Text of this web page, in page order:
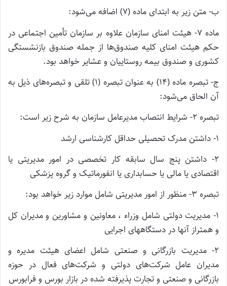
ب- متن زیر به ابتدای ماده (۷) اضافه می‌شود:
ماده ۷- هیئت امنای سازمان علاوه بر سازمان تأمین اجتماعی در
حکم هیئت امنای کلیه صندوق‌ها از جمله صندوق بازنشستگی
کشوری و صندوق بیمه روستاییان و عشایر خواهد بود.
ج- تبصره ماده (۱۴) به عنوان تبصره (۱) تلقی و تبصره‌های ذیل به
آن الحاق می‌شود:
تبصره ۲- شرایط انتصاب مدیرعامل سازمان به شرح زیر است:
۱- داشتن مدرک تحصیلی حداقل کارشناسی ارشد
۲- داشتن پنج سال سابقه کار تخصصی در امور مدیریتی یا
اقتصادی یا مالی یا حسابداری یا انفورماتیک و گروه پزشکی
تبصره ۳- منظور از امور مدیریتی شامل موارد زیر خواهد بود:
۱- مدیریت دولتی شامل وزراء ، معاونین و مشاورین و مدیران کل
و همتراز آنها در دستگاههای اجرایی
۲- مدیریت بازرگانی و صنعتی شامل اعضای هیئت مدیره و
مدیران عامل شرکت‌های دولتی و شرکت‌های فعال در حوزه
بازرگانی و صنعتی و تجارت پذیرفته شده در بازار بورس و فرابورس